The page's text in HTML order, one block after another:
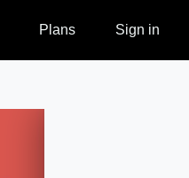
Plans Sign in